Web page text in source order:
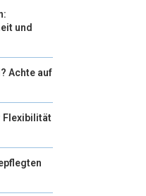
und
Achte auf
Flexibilität